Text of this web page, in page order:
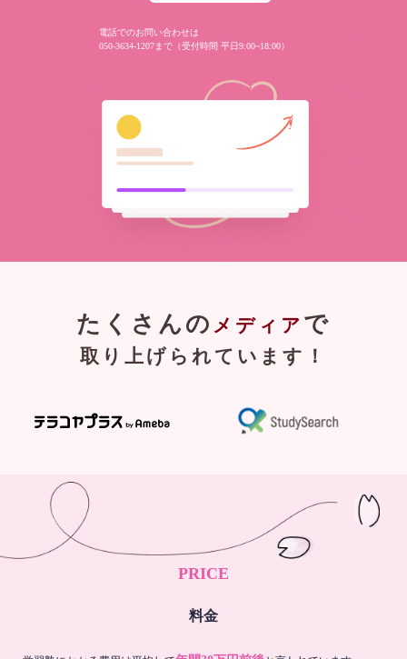
電話でのお問い合わせは
050-3634-1207まで（受付時間 平日9:00~18:00）
たくさんの メディア で
取り上げられています！
PRICE
料金